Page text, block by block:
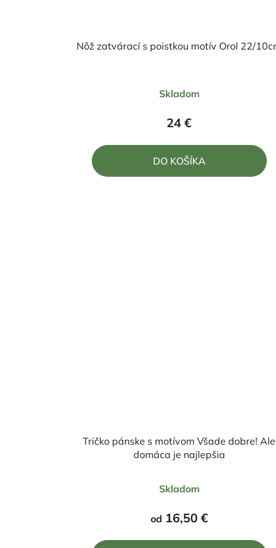
Nôž zatvárací s poistkou motív Orol 22/
hodnotenie
produktu
5,0
z
Skladom
24 €
DO KOŠÍKA
Tričko pánske s motívom Všade dobre! Ale
domáca je najlepšia
Skladom
od 16,50 €